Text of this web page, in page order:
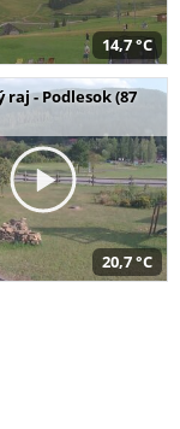
14,7 °C
raj - Podlesok (87
20,7 °C